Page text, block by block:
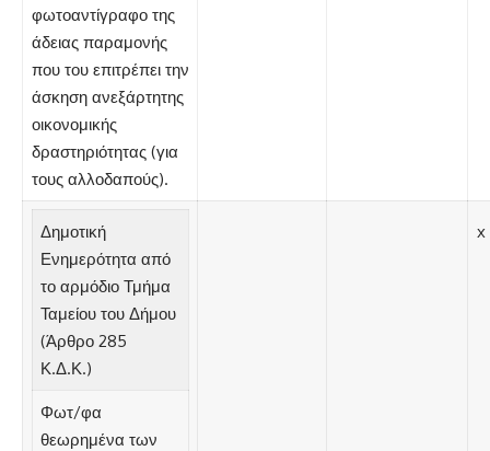
φωτοαντίγραφο της
άδειας παραμονής
που του επιτρέπει την
άσκηση ανεξάρτητης
οικονομικής
δραστηριότητας (για
τους αλλοδαπούς).
Δημοτική
Ενημερότητα από
το αρμόδιο Τμήμα
Ταμείου του Δήμου
(Άρθρο 285
Κ.Δ.Κ.)
Φωτ/φα
θεωρημένα των
x